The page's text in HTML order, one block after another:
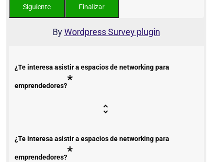
ByWordpress Survey plugin
¿Te interesa asistir a espacios de networking para
emprendedores?*
¿Te interesa asistir a espacios de networking para
emprendedores?*